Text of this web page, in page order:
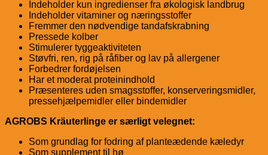
Indeholder kun ingredienser fra økologisk landbrug
Indeholder vitaminer og næringsstoffer
Fremmer den nødvendige tandafskrabning
Pressede kolber
Stimulerer tyggeaktiviteten
Støvfri, ren, rig på råfiber og lav på allergener
Forbedrer fordøjelsen
Har et moderat proteinindhold
Præsenteres uden smagsstoffer, konserveringsmidler,
pressehjælpemidler eller bindemidler
AGROBS Kräuterlinge er særligt velegnet:
Som grundlag for fodring af planteædende kæledyr
Som supplement til hø